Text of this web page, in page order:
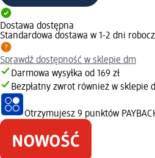
Dostawa dostępna
Standardowa dostawa w 1-2 dni
Sprawdź dostępność w sklepie dm
Darmowa wysyłka od 169 zł
Bezpłatny zwrot również w sklepie
Otrzymujesz 9 punktów